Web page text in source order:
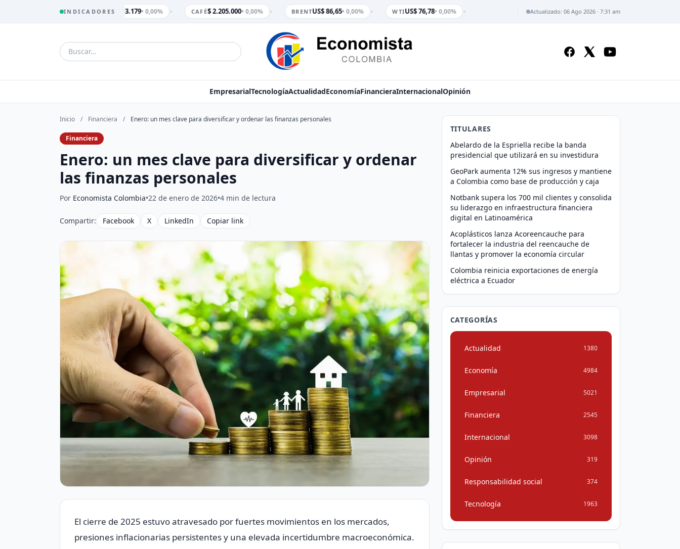
INDICADORES
TRM $ 3.179• 0,00% CAFÉ$ 2.205.000• 0,00% BRENTUS$ 86,65• 0,00% WTIUS$ 76,78• 0,00% Actualizado: 06 Ago 2026 · 7:31 am
EmpresarialTecnologíaActualidadEconomíaFinancieraInternacionalOpinión
Inicio / Financiera / Enero: un mes clave para diversificar y ordenar las finanzas personales
Financiera
Enero: un mes clave para diversificar y ordenar
las finanzas personales
Por Economista Colombia•22 de enero de 2026•4 min de lectura
Compartir: Facebook X LinkedIn Copiar link
El cierre de 2025 estuvo atravesado por fuertes movimientos en los mercados,
presiones inflacionarias persistentes y una elevada incertidumbre macroeconómica.
TITULARES
Abelardo de la Espriella recibe la banda
presidencial que utilizará en su investidura
GeoPark aumenta 12% sus ingresos y mantiene
a Colombia como base de producción y caja
Notbank supera los 700 mil clientes y consolida
su liderazgo en infraestructura financiera
digital en Latinoamérica
Acoplásticos lanza Acoreencauche para
fortalecer la industria del reencauche de
llantas y promover la economía circular
Colombia reinicia exportaciones de energía
eléctrica a Ecuador
CATEGORÍAS
Actualidad 1380
Economía 4984
Empresarial 5021
Financiera 2545
Internacional 3098
Opinión 319
Responsabilidad social 374
Tecnología 1963